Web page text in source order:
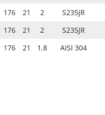
176 21 2 S235JR
176 21 2 S235JR
176 21 1,8 AISI 304